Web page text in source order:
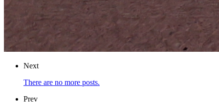
Next
There are no more posts.
Prev